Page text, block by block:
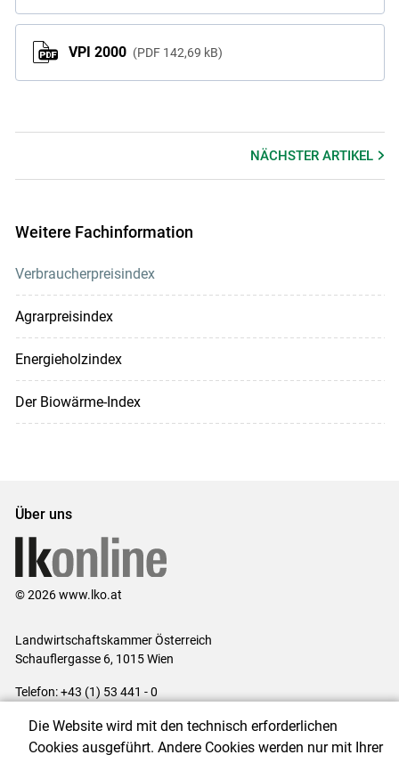
VPI 2000 PDF 142,69 kB
NÄCHSTERARTIKEL
Weitere Fachinformation
Verbraucherpreisindex
Agrarpreisindex
Energieholzindex
Der Biowärme-Index
Über uns
© 2026 www.lko.at
Landwirtschaftskammer Österreich
Schauflergasse 6, 1015 Wien
Telefon:+43 (1) 53 441 - 0
Impressum|Kontakt|Login für Berater|Datenschutzerklärung|
Die Website wird mit den technisch erforderlichen
Cookies ausgeführt. Andere Cookies werden nur mit Ihrer